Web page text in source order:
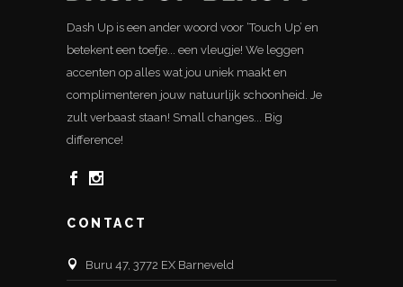
Dash Up is een ander woord voor ‘Touch Up’ en
betekent een toefje... een vleugje! We leggen
accenten op alles wat jou uniek maakt en
complimenteren jouw natuurlijk schoonheid. Je
zult verbaast staan! Small changes... Big
difference!
CONTACT
Buru 47, 3772 EX Barneveld